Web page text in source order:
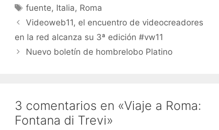
Etiquetas
fuente, Italia, Roma
Videoweb11, el encuentro de videocreadores
en la red alcanza su 3ª edición #vw11
Nuevo boletín de hombrelobo Platino
3 comentarios en «Viaje a Roma:
Fontana di Trevi»